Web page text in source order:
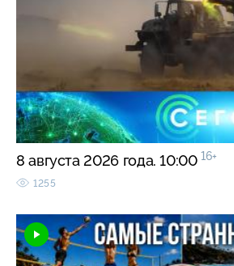
8 августа 2026 года. 10:00 16+
1255